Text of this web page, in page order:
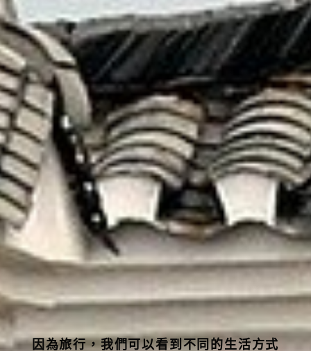
因為旅行，我們可以看到不同的生活方式
藉由這一切更加認識 — 原來自己也有不曾見到的
另一面！
就讓我們為您安排最美好的假期
線上洽詢